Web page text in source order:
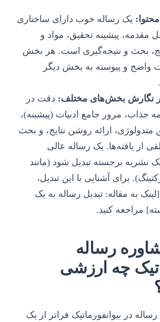
یک رساله خوب دارای ساختاری
پیشینه تحقیق، مواد و
بحث و نتیجه‌گیری است. هر بخش
واضح و پیوسته به بخش دیگر
نگارش بخش‌های مختلف: دقت در
جذاب، مرور جامع ادبیات (پیشینه)،
ارائه روشن نتایج، و بحث
از یافته‌ها. یک رساله عالی
نشریه برجسته تبدیل شود (مانند
برای آشنایی با این تبدیل،
به مقاله: تبدیل رساله به یک
مراجعه کنید.
رساله
چه ارزشی
در بیوانفورماتیک فراتر از یک